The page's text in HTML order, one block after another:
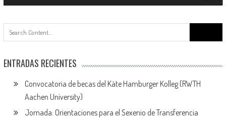
ENTRADAS RECIENTES
Convocatoria de becas del Käte Hamburger Kolleg (RWTH
Aachen University)
Jornada: Orientaciones para el Sexenio de Transferencia